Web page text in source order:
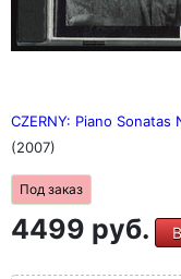
CZERNY: Piano
(2007)
Под заказ
4499 руб.